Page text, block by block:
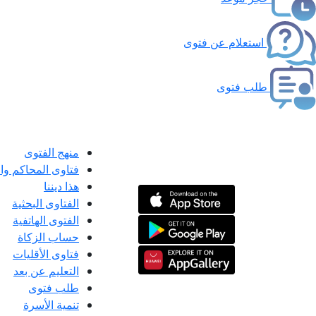
استعلام عن فتوى
طلب فتوى
منهج الفتوى
فتاوى المحاكم
هذا ديننا
الفتاوى البحثية
الفتوى الهاتفية
حساب الزكاة
فتاوى الأقليات
التعليم عن بعد
طلب فتوى
تنمية الأسرة